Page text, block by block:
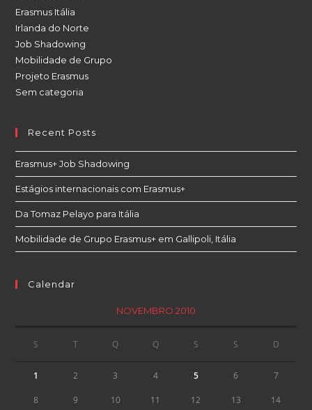
Erasmus Itália
Irlanda do Norte
Job Shadowing
Mobilidade de Grupo
Projeto Erasmus
Sem categoria
Recent Posts
Erasmus+ Job Shadowing
Estágios internacionais com Erasmus+
Da Tomaz Pelayo para Itália
Mobilidade de Grupo Erasmus+ em Gallipoli, Itália
Calendar
NOVEMBRO 2010
S T Q Q S S D
1 2 3 4 5 6 7
8 9 10 11 12 13 14